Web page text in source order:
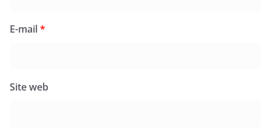
E-mail*
Site web